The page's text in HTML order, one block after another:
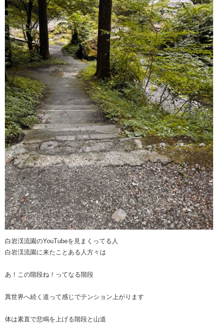
白岩渓流園のYouTubeを見まくってる人
白岩渓流園に来たことある人方々は
あ！この階段ね！ってなる階段
異世界へ続く道って感じでテンション上がります
体は素直で悲鳴を上げる階段と山道